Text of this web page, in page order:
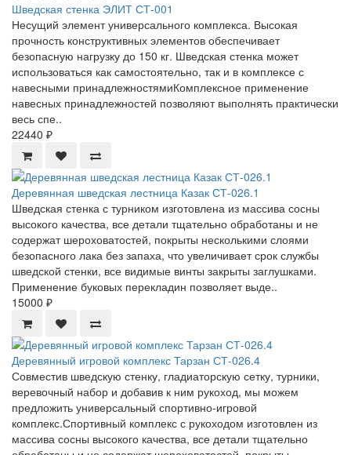
Шведская стенка ЭЛИТ СТ-001
Несущий элемент универсального комплекса. Высокая
прочность конструктивных элементов обеспечивает
безопасную нагрузку до 150 кг. Шведская стенка может
использоваться как самостоятельно, так и в комплексе с
навесными принадлежностямиКомплексное применение
навесных принадлежностей позволяют выполнять практически
весь спе..
22440 ₽
Деревянная шведская лестница Казак СТ-026.1
Шведская стенка с турником изготовлена из массива сосны
высокого качества, все детали тщательно обработаны и не
содержат шероховатостей, покрыты несколькими слоями
безопасного лака без запаха, что увеличивает срок службы
шведской стенки, все видимые винты закрыты заглушками.
Применение буковых перекладин позволяет выде..
15000 ₽
Деревянный игровой комплекс Тарзан СТ-026.4
Совместив шведскую стенку, гладиаторскую сетку, турники,
веревочный набор и добавив к ним рукоход, мы можем
предложить универсальный спортивно-игровой
комплекс.Спортивный комплекс с рукоходом изготовлен из
массива сосны высокого качества, все детали тщательно